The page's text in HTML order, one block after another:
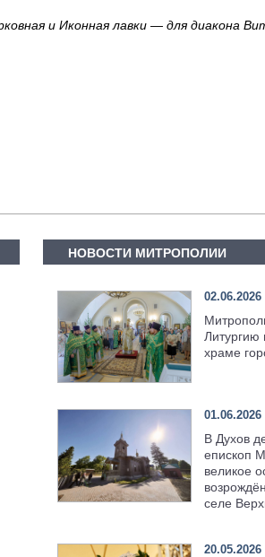
и Иконная лавки — для диакона
НОВОСТИ МИТРОПОЛИИ
02.06.2026
Литургию
храме
01.06.2026
В Духов
епископ
великое
селе
20.05.2026